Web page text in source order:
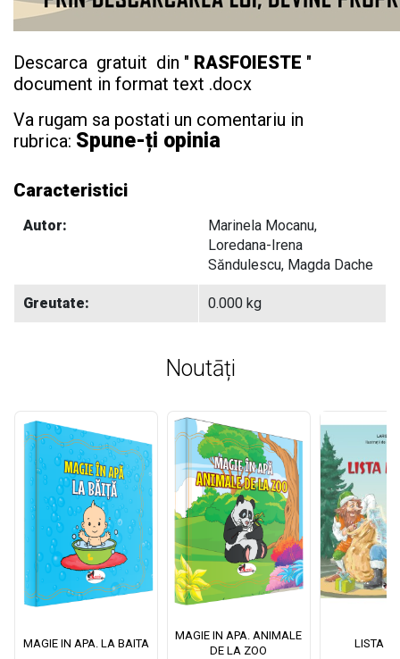
Descarca gratuit din " RASFOIESTE "
document in format text .docx
Va rugam sa postati un comentariu in
rubrica: Spune-ți opinia
Caracteristici
Autor:
Marinela Mocanu,
Loredana-Irena
Săndulescu, Magda Dache
Greutate: 0.000 kg
Noutāți
MAGIE IN APA. LA BAITA
MAGIE IN APA. ANIMALE
DE LA ZOO
LISTA